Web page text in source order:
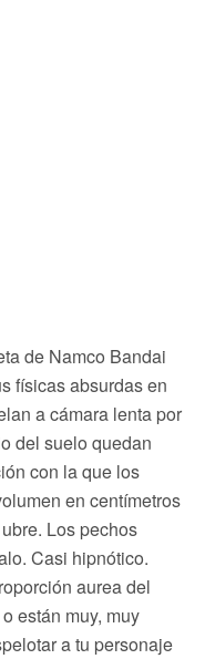
de Namco Bandai
físicas absurdas en
a cámara lenta por
del suelo quedan
con la que los
en centímetros
Los pechos
Casi hipnótico.
aurea del
están muy, muy
a tu personaje